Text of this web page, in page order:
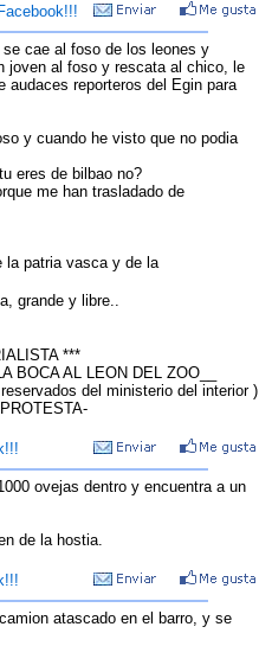
cae al foso de los leones y
joven al foso y rescata al chico, le
audaces reporteros del Egin para
y cuando he visto que no podia
eres de bilbao no?
me han trasladado de
la patria vasca y de la
grande y libre..
***
BOCA AL LEON DEL ZOO__
del ministerio del interior )
ovejas dentro y encuentra a un
de la hostia.
atascado en el barro, y se